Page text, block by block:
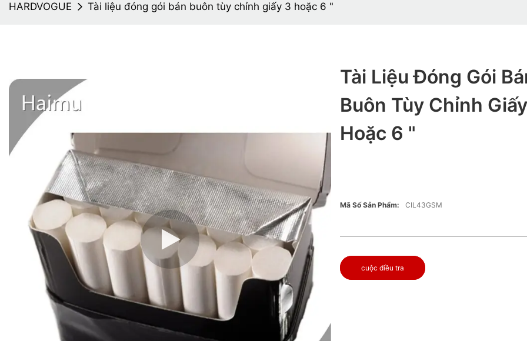
HARDVOGUE Tài liệu đóng gói bán buôn tùy chỉnh giấy 3 hoặc 6 "
Tài Liệu Đóng Gói
Buôn Tùy Chỉnh
Hoặc 6 "
Mã Số Sản Phẩm: CIL43GSM
cuộc điều tra